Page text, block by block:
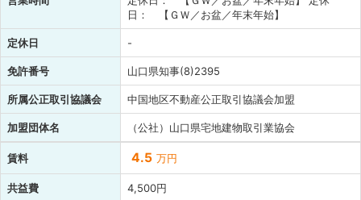
日： 【ＧＷ／お盆／年末年始】
定休日 -
免許番号 山口県知事(8)2395
所属公正取引協議会 中国地区不動産公正取引協議会加盟
加盟団体名 （公社）山口県宅地建物取引業協会
賃料 4.5 万円
共益費 4,500円